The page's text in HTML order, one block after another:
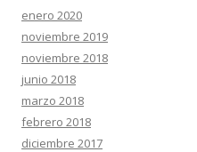
enero 2020
noviembre 2019
noviembre 2018
junio 2018
marzo 2018
febrero 2018
diciembre 2017